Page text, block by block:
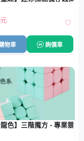
物車 詢價車
生日派對
龍色】三階魔方 - 專業競速